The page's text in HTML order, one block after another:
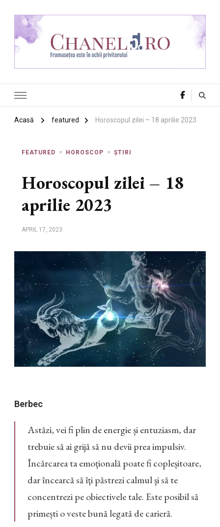
Acasă featured Horoscopul zilei – 18 aprilie 2023
FEATURED HOROSCOP ȘTIRI
Horoscopul zilei – 18
aprilie 2023
APRIL 17, 2023
Berbec
Astăzi, vei fi plin de energie și entuziasm, dar
trebuie să ai grijă să nu devii prea impulsiv.
Încărcarea ta emoțională poate fi copleșitoare,
dar încearcă să îți păstrezi calmul şi să te
concentrezi pe obiectivele tale. Este posibil să
primești o veste bună legată de carieră.